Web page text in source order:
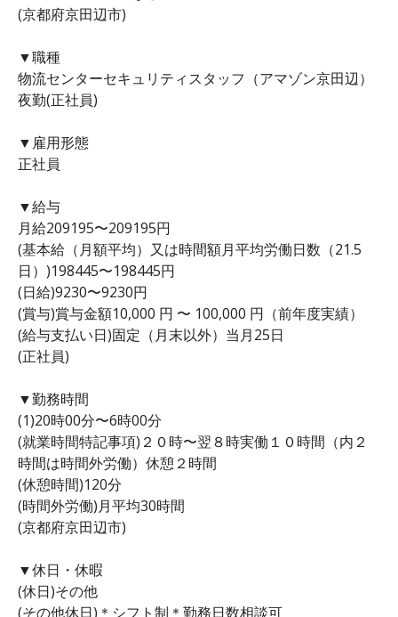
(京都府京田辺市)
▼職種
物流センターセキュリティスタッフ（アマゾン京田辺）
夜勤(正社員)
▼雇用形態
正社員
▼給与
月給209195〜209195円
(基本給（月額平均）又は時間額月平均労働日数（21.5
日）)198445〜198445円
(日給)9230〜9230円
(賞与)賞与金額10,000 円 〜 100,000 円（前年度実績）
(給与支払い日)固定（月末以外）当月25日
(正社員)
▼勤務時間
(1)20時00分〜6時00分
(就業時間特記事項)２０時〜翌８時実働１０時間（内２
時間は時間外労働）休憩２時間
(休憩時間)120分
(時間外労働)月平均30時間
(京都府京田辺市)
▼休日・休暇
(休日)その他
(その他休日)＊シフト制＊勤務日数相談可